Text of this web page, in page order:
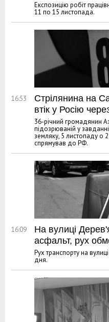
Експозицію робіт
11 по 15 листопада.
16:53
Стрілянина на
втік у Росію
36-річний громадянин
підозрюваній у
земляку, 5 листопаду о
спрямував до РФ.
16:09
На вулиці
асфальт, рух
Рух транспорту на
дня.